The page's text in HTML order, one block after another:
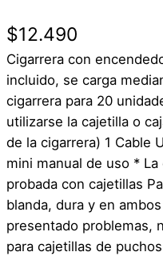
$12.490
Cigarrera con
incluido, se carga
cigarrera para 20
utilizarse la cajetilla o
de la cigarrera) 1 Cable
mini manual de uso *
probada con cajetillas
blanda, dura y en
presentado problemas,
para cajetillas de